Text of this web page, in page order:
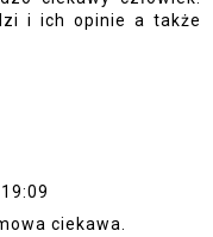
i ich opinie a także
ciekawa.